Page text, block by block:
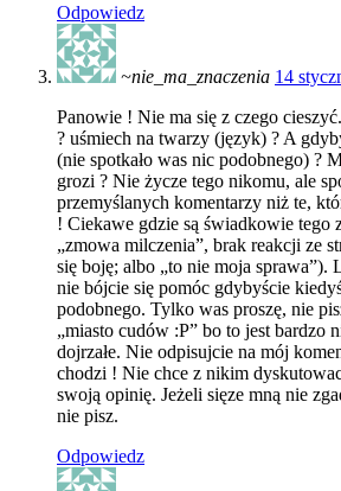
Odpowiedz
~nie_ma_znaczenia 14
Panowie ! Nie ma się z czego
? uśmiech na twarzy (język) ? A
(nie spotkało was nic podobnego) ?
grozi ? Nie życze tego nikomu, ale
przemyślanych komentarzy niż te,
! Ciekawe gdzie są świadkowie tego
„zmowa milczenia”, brak reakcji ze
się boję; albo „to nie moja sprawa”).
nie bójcie się pomóc gdybyście
podobnego. Tylko was proszę, nie
„miasto cudów :P” bo to jest bardzo
dojrzałe. Nie odpisujcie na mój
chodzi ! Nie chce z nikim
swoją opinię. Jeżeli sięze mną nie
nie pisz.
Odpowiedz